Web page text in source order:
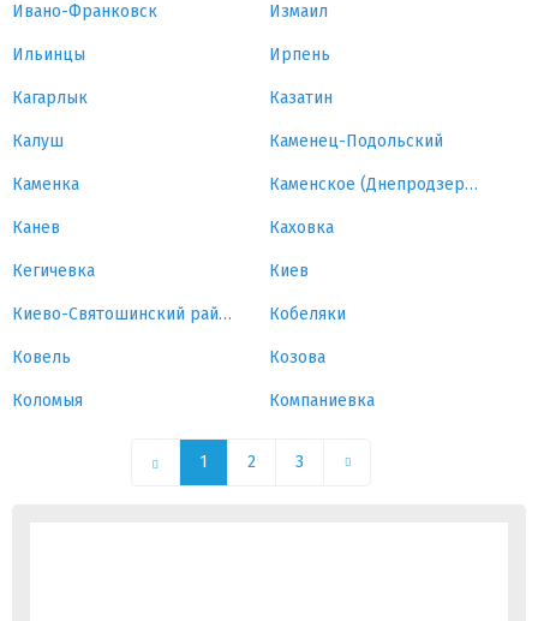
Ивано-Франковск Измаил
Ильинцы Ирпень
Кагарлык Казатин
Калуш Каменец-Подольский
Каменка Каменское (Днепродзержинск)
Канев Каховка
Кегичевка Киев
Киево-Святошинский район Кобеляки
Ковель Козова
Коломыя Компаниевка
1 2 3